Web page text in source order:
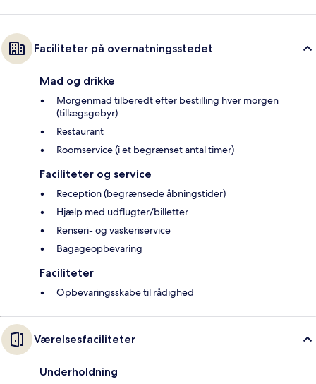
Faciliteter på overnatningsstedet
Mad og drikke
Morgenmad tilberedt efter bestilling hver morgen
(tillægsgebyr)
Restaurant
Roomservice (i et begrænset antal timer)
Faciliteter og service
Reception (begrænsede åbningstider)
Hjælp med udflugter/billetter
Renseri- og vaskeriservice
Bagageopbevaring
Faciliteter
Opbevaringsskabe til rådighed
Værelsesfaciliteter
Underholdning